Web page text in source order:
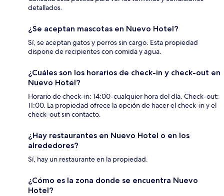
detallados.
¿Se aceptan mascotas en Nuevo Hotel?
Sí, se aceptan gatos y perros sin cargo. Esta propiedad
dispone de recipientes con comida y agua.
¿Cuáles son los horarios de check-in y check-out en
Nuevo Hotel?
Horario de check-in: 14:00-cualquier hora del día. Check-out:
11:00. La propiedad ofrece la opción de hacer el check-in y el
check-out sin contacto.
¿Hay restaurantes en Nuevo Hotel o en los
alrededores?
Sí, hay un restaurante en la propiedad.
¿Cómo es la zona donde se encuentra Nuevo
Hotel?